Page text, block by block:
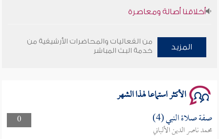
سلسلة محاضرات نفحات رمضانية 1444هـ
المزيد
من الفعاليات والمحاضرات الأرشيفية من
خدمة البث المباشر
الأكثر استماعا لهذا الشهر
0 صفة صلاة النبي (4)
محمد ناصر الدين الألباني